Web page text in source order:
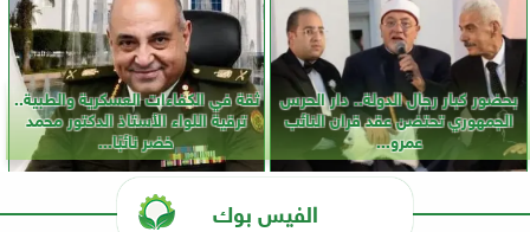
بحضور كبار رجال الدولة.. دار الحرس
الجمهوري تحتضن عقد قران النائب
عمرو...
ثقة في الكفاءات العسكرية والطبية..
ترقية اللواء الأستاذ الدكتور محمد
خضر نائبًا...
الفيس بوك